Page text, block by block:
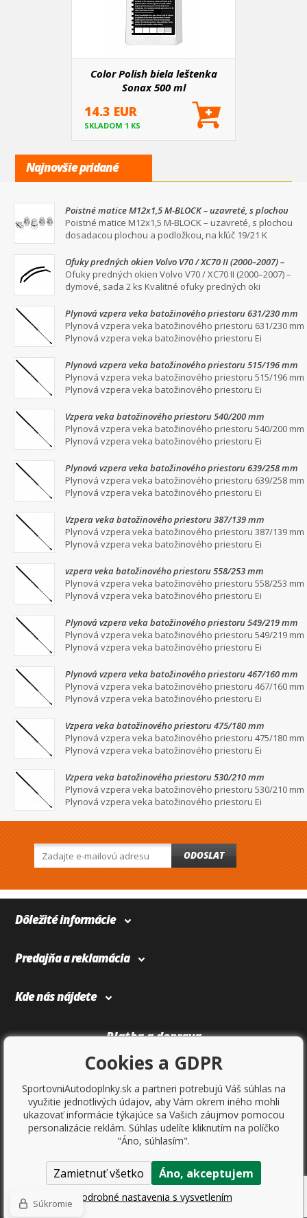
Color Polish biela leštenka
Sonax 500 ml
14.3 EUR
SKLADOM 1 KS
Najnovšie pridané
Poistné matice M12x1,5 M-BLOCK – uzavreté, s plochou
dosadacou plochou a podložkou, na kľúč 19/21
Poistné matice M12x1,5 M-BLOCK – uzavreté, s plochou
dosadacou plochou a podložkou, na kľúč 19/21 K
Ofuky predných okien Volvo V70 / XC70 II (2000–2007) –
dymové, sada 2 ks
Ofuky predných okien Volvo V70 / XC70 II (2000–2007) –
dymové, sada 2 ks Kvalitné ofuky predných oki
Plynová vzpera veka batožinového priestoru 631/230 mm
Plynová vzpera veka batožinového priestoru 631/230 mm
Plynová vzpera veka batožinového priestoru Ei
Plynová vzpera veka batožinového priestoru 515/196 mm
Plynová vzpera veka batožinového priestoru 515/196 mm
Plynová vzpera veka batožinového priestoru Ei
Vzpera veka batožinového priestoru 540/200 mm
Plynová vzpera veka batožinového priestoru 540/200 mm
Plynová vzpera veka batožinového priestoru Ei
Plynová vzpera veka batožinového priestoru 639/258 mm
Plynová vzpera veka batožinového priestoru 639/258 mm
Plynová vzpera veka batožinového priestoru Ei
Vzpera veka batožinového priestoru 387/139 mm
Plynová vzpera veka batožinového priestoru 387/139 mm
Plynová vzpera veka batožinového priestoru Ei
vzpera veka batožinového priestoru 558/253 mm
Plynová vzpera veka batožinového priestoru 558/253 mm
Plynová vzpera veka batožinového priestoru Ei
Plynová vzpera veka batožinového priestoru 549/219 mm
Plynová vzpera veka batožinového priestoru 549/219 mm
Plynová vzpera veka batožinového priestoru Ei
Plynová vzpera veka batožinového priestoru 467/160 mm
Plynová vzpera veka batožinového priestoru 467/160 mm
Plynová vzpera veka batožinového priestoru Ei
Vzpera veka batožinového priestoru 475/180 mm
Plynová vzpera veka batožinového priestoru 475/180 mm
Plynová vzpera veka batožinového priestoru Ei
Vzpera veka batožinového priestoru 530/210 mm
Plynová vzpera veka batožinového priestoru 530/210 mm
Plynová vzpera veka batožinového priestoru Ei
ODOSLAT
Dôležité informácie
Predajňa a reklamácia
Kde nás nájdete
Platba a doprava
Copyright © 2017Sportovniautodoplnky.cz- Tuning shop, športové
autodoplnky, tuning auta. Všetky práva vyhradené.
Cookies a GDPR
SportovniAutodoplnky.sk a partneri potrebujú Váš súhlas na
využitie jednotlivých údajov, aby Vám okrem iného mohli
ukazovať informácie týkajúce sa Vašich záujmov pomocou
personalizácie reklám. Súhlas udelíte kliknutím na políčko
"Áno, súhlasím".
Zamietnuť všetko Áno, akceptujem
Podrobné nastavenia s vysvetlením
Súkromie